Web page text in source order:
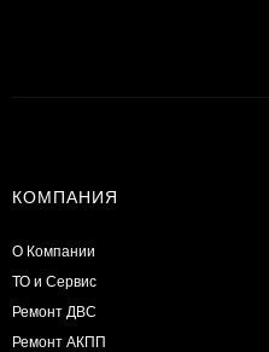
КОМПАНИЯ
О Компании
ТО и Сервис
​Ремонт ДВС
Ремонт АКПП